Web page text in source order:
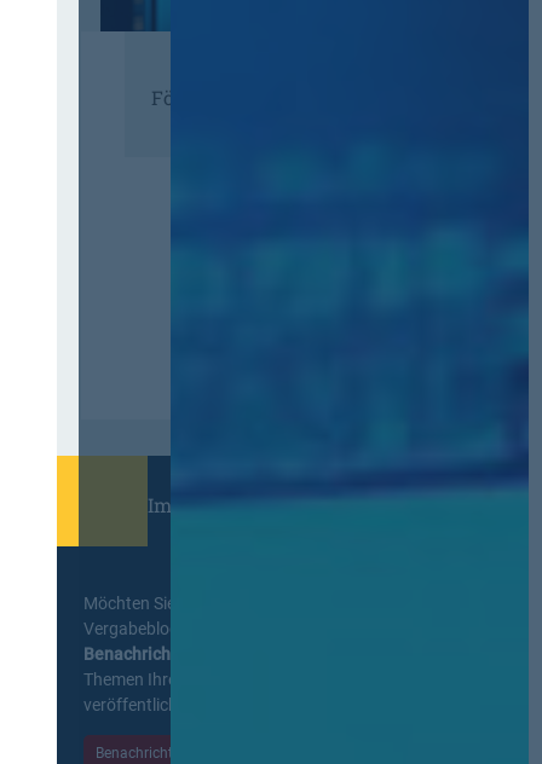
Förderer
Immer informiert bleiben!
Möchten Sie keine Neuigkeiten aus dem
Vergabeblog verpassen? Per
Benachrichtigung
Themen Ihrer Wahl, sobald neue Beiträge
veröffentlicht werden.
Benachrichtigungen aktivieren